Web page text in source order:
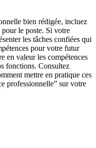
bien rédigée, incluez
pour le poste. Si votre
les tâches confiées qui
pour votre futur
en valeur les compétences
fonctions. Consultez
mettre en pratique ces
professionnelle” sur votre